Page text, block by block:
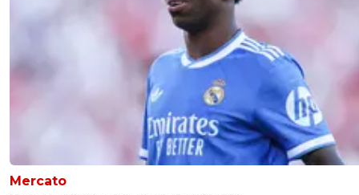
Mercato